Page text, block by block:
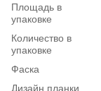
Площадь в
упаковке
Количество в
упаковке
Фаска
Дизайн планки